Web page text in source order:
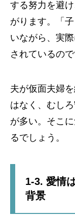
する努力を避
がります。「
いながら、実
されているので
夫が仮面夫婦
はなく、むし
が多い。そこ
るでしょう。
1-3. 愛情
背景